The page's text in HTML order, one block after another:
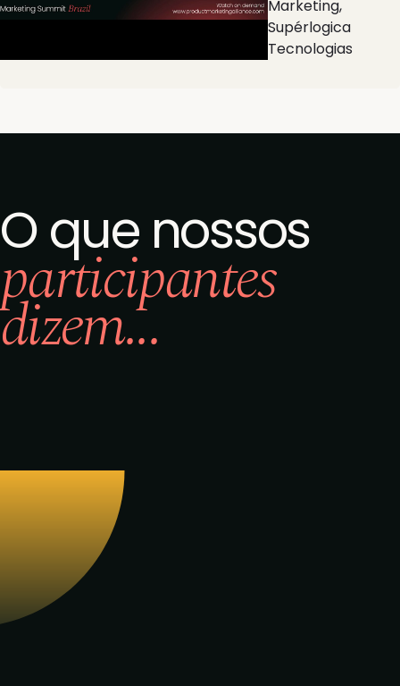
Marketing,
Supérlogica
Tecnologias
O que nossos
participantes
dizem...